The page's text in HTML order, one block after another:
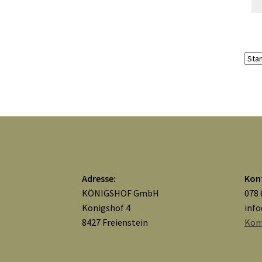
Adresse:
KÖNIGSHOF GmbH
Königshof 4
8427 Freienstein
078